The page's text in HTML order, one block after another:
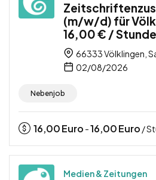
(m/w/d) für
16,00 € /
66333 Völklingen,
02/08/2026
Nebenjob
16,00Euro -16,00Euro /
Medien & Zeitungen